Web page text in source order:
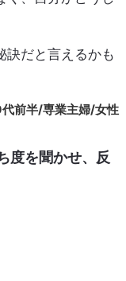
訣だと言えるかも
前半/専業主婦/女性
度を聞かせ、反